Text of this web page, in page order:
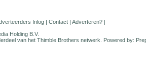
Inlog | Contact | Adverteren? |
Holding B.V.
van het Thimble Brothers netwerk. Powered by: